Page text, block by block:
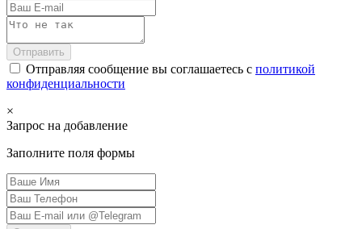
Отправить
Отправляя сообщение вы соглашаетесь с политикой
конфиденциальности
×
Запрос на добавление
Заполните поля формы